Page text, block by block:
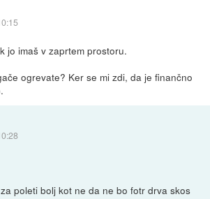
jo imaš v zaprtem prostoru.
ogrevate? Ker se mi zdi, da je finančno
poleti bolj kot ne da ne bo fotr drva skos